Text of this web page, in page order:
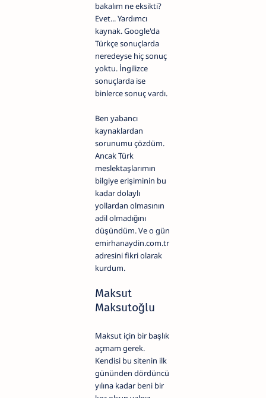
bakalım ne eksikti?
Evet... Yardımcı
kaynak. Google'da
Türkçe sonuçlarda
neredeyse hiç sonuç
yoktu. İngilizce
sonuçlarda ise
binlerce sonuç vardı.
Ben yabancı
kaynaklardan
sorunumu çözdüm.
Ancak Türk
meslektaşlarımın
bilgiye erişiminin bu
kadar dolaylı
yollardan olmasının
adil olmadığını
düşündüm. Ve o gün
emirhanaydin.com.tr
adresini fikri olarak
kurdum.
Maksut
Maksutoğlu
Maksut için bir başlık
açmam gerek.
Kendisi bu sitenin ilk
gününden dördüncü
yılına kadar beni bir